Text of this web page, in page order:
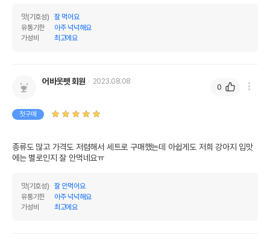
맛(기호성)
잘 먹어요
유통기한
아주 넉넉해요
가성비
최고에요
어바웃펫 회원 2023.08.08
첫구매
종류도 많고 가격도 저렴해서 세트로 구매했는데 아쉽게도 저희 강아지 입맛
에는 별로인지 잘 안먹네요ㅠ
맛(기호성)
잘 안먹어요
유통기한
아주 넉넉해요
가성비
최고에요
0